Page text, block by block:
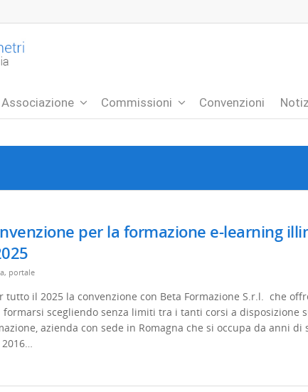
Associazione Commissioni Convenzioni
per la formazione e-learning
, portale
tutto il 2025 la convenzione con Beta Formazione S.r.l. che
scegliendo senza limiti tra i tanti corsi a disposizione
azienda con sede in Romagna che si occupa da anni di